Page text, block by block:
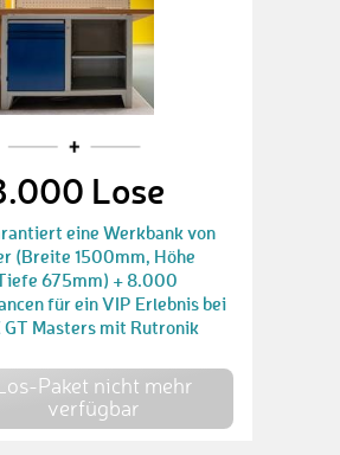
Lose
eine Werkbank von
(Breite 1500mm, Höhe
675mm) + 8.000
für ein VIP Erlebnis bei
GT Masters mit Rutronik
Paket nicht mehr
verfügbar